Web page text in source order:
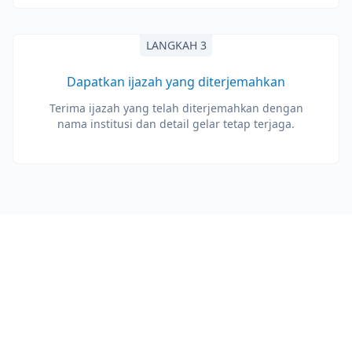
LANGKAH 3
Dapatkan ijazah yang diterjemahkan
Terima ijazah yang telah diterjemahkan dengan
nama institusi dan detail gelar tetap terjaga.